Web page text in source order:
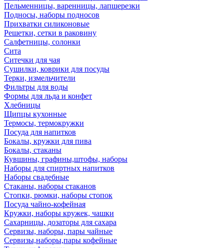
Пельменницы, варенницы, лапшерезки
Подносы, наборы подносов
Прихватки силиконовые
Решетки, сетки в раковину
Салфетницы, солонки
Сита
Ситечки для чая
Сушилки, коврики для посуды
Терки, измельчители
Фильтры для воды
Формы для льда и конфет
Хлебницы
Щипцы кухонные
Термосы, термокружки
Посуда для напитков
Бокалы, кружки для пива
Бокалы, стаканы
Кувшины, графины,штофы, наборы
Наборы для спиртных напитков
Наборы свадебные
Стаканы, наборы стаканов
Стопки, рюмки, наборы стопок
Посуда чайно-кофейная
Кружки, наборы кружек, чашки
Сахарницы, дозаторы для сахара
Сервизы, наборы, пары чайные
Сервизы,наборы,пары кофейные